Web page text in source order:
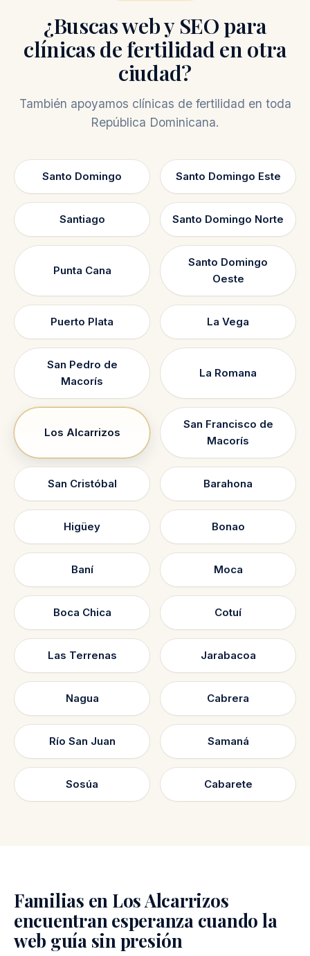
¿Buscas web y SEO para
clínicas de fertilidad en otra
ciudad?
También apoyamos clínicas de fertilidad en toda
República Dominicana.
Santo Domingo Santo Domingo Este
Santiago Santo Domingo Norte
Punta Cana
Santo Domingo
Oeste
Puerto Plata La Vega
San Pedro de
Macorís
La Romana
Los Alcarrizos
San Francisco de
Macorís
San Cristóbal Barahona
Higüey Bonao
Baní Moca
Boca Chica Cotuí
Las Terrenas Jarabacoa
Nagua Cabrera
Río San Juan Samaná
Sosúa Cabarete
Familias en Los Alcarrizos
encuentran esperanza cuando la
web guía sin presión